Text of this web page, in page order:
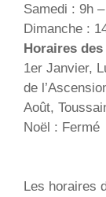
Samedi : 9h
Dimanche :
Horaires
1er Janvier,
de
Août,
Noël : Fermé
Les horaires